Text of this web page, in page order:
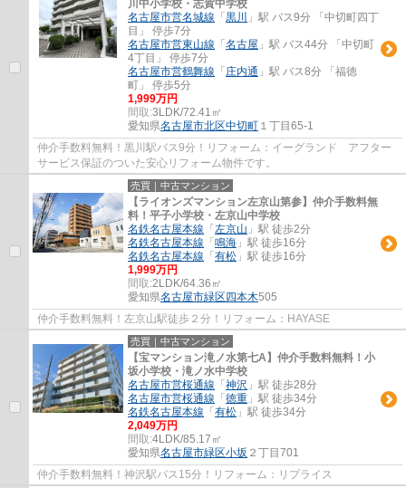
川中小学校・志賀中学校
名古屋市営名城線 「 黒川
」駅 バス9分 「中切町四丁
目」 停歩7分
名古屋市営東山線 「 名古屋 」駅 バス44分 「中切町
4丁目」 停歩7分
名古屋市営鶴舞線 「 庄内通 」駅 バス8分 「福徳
町」 停歩5分
1,999万円
間取:3LDK/72.41㎡
愛知県名古屋市北区中切町 １丁目65-1
仲介手数料無料！黒川駅バス9分！リフォーム：イーグランド アフター
サービス保証のついた安心リフォーム物件です。
売買｜中古マンション
【ライオンズマンション左京山第参】仲介手数料無
料！平子小学校・左京山中学校
名鉄名古屋本線 「 左京山 」駅 徒歩2分
名鉄名古屋本線 「 鳴海 」駅 徒歩16分
名鉄名古屋本線 「 有松 」駅 徒歩16分
1,999万円
間取:2LDK/64.36㎡
愛知県名古屋市緑区 四本木505
仲介手数料無料！左京山駅徒歩２分！リフォーム：HAYASE
売買｜中古マンション
【宝マンション滝ノ水第七A】仲介手数料無料！小
坂小学校・滝ノ水中学校
名古屋市営桜通線 「 神沢 」駅 徒歩28分
名古屋市営桜通線 「 徳重 」駅 徒歩34分
名鉄名古屋本線 「 有松 」駅 徒歩34分
2,049万円
間取:4LDK/85.17㎡
愛知県名古屋市緑区小坂 ２丁目701
仲介手数料無料！神沢駅バス15分！リフォーム：リプライス